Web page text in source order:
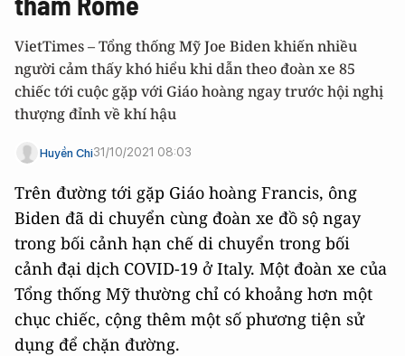
VietTimes – Tổng thống Mỹ Joe Biden khiến nhiều
người cảm thấy khó hiểu khi dẫn theo đoàn xe 85
chiếc tới cuộc gặp với Giáo hoàng ngay trước hội nghị
thượng đỉnh về khí hậu
Huyền Chi31/10/2021 08:03
Trên đường tới gặp Giáo hoàng Francis, ông
Biden đã di chuyển cùng đoàn xe đồ sộ ngay
trong bối cảnh hạn chế di chuyển trong bối
cảnh đại dịch COVID-19 ở Italy. Một đoàn xe của
Tổng thống Mỹ thường chỉ có khoảng hơn một
chục chiếc, cộng thêm một số phương tiện sử
dụng để chặn đường.